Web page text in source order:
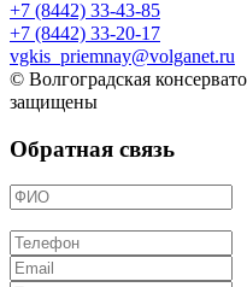
+7 (8442) 33-43-85
+7 (8442) 33-20-17
vgkis_priemnay@volganet.ru
© Волгоградская
защищены
Обратная связь